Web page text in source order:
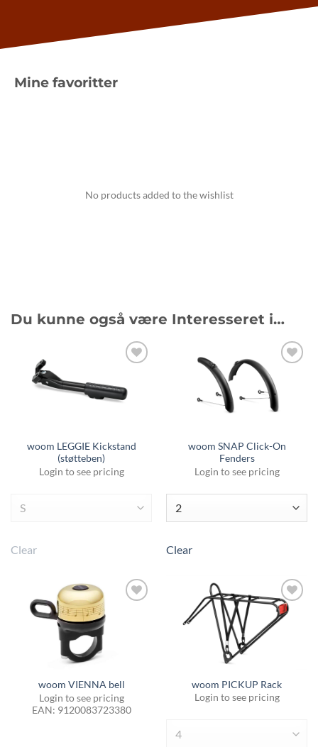
Mine favoritter
No products added to the wishlist
Du kunne også være Interesseret i…
woom LEGGIE Kickstand
(støtteben)
Login to see pricing
Clear
Tilføj til
favoritter
woom SNAP Click-On
Fenders
Login to see pricing
Clear
woom VIENNA bell
Login to see pricing
EAN: 9120083723380
Tilføj til
favoritter
woom PICKUP Rack
Login to see pricing